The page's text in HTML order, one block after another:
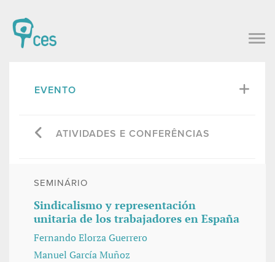
EVENTO
ATIVIDADES E CONFERÊNCIAS
SEMINÁRIO
Sindicalismo y representación
unitaria de los trabajadores en España
Fernando Elorza Guerrero
Manuel García Muñoz